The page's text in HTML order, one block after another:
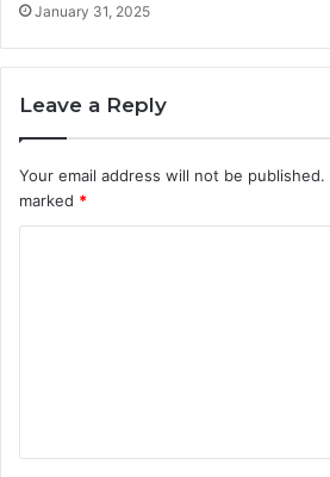
January 31, 2025
Leave a Reply
Your email address will not be published.
marked *
t